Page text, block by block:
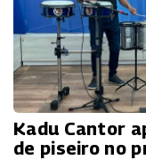
Kadu Cantor
de piseiro no